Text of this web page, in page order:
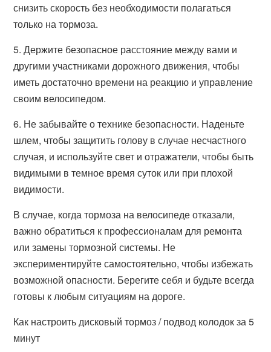
снизить скорость без необходимости полагаться
только на тормоза.
5. Держите безопасное расстояние между вами и
другими участниками дорожного движения, чтобы
иметь достаточно времени на реакцию и управление
своим велосипедом.
6. Не забывайте о технике безопасности. Наденьте
шлем, чтобы защитить голову в случае несчастного
случая, и используйте свет и отражатели, чтобы быть
видимыми в темное время суток или при плохой
видимости.
В случае, когда тормоза на велосипеде отказали,
важно обратиться к профессионалам для ремонта
или замены тормозной системы. Не
экспериментируйте самостоятельно, чтобы избежать
возможной опасности. Берегите себя и будьте всегда
готовы к любым ситуациям на дороге.
Как настроить дисковый тормоз / подвод колодок за 5
минут